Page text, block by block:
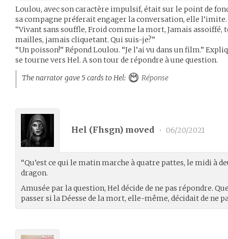
Loulou, avec son caractère impulsif, était sur le point de
sa compagne préferait engager la conversation, elle
“Vivant sans souffle, Froid comme la mort, Jamais assoiffé,
mailles, jamais cliquetant. Qui suis-je?”
“Un poisson!” Répond Loulou. “Je l’ai vu dans un film.”
se tourne vers Hel. A son tour de répondre à une question.
The narrator gave 5 cards to Hel:
Réponse
Hel (Fhsgn) moved • 06/20/2021
“Qu’est ce qui le matin marche à quatre pattes, le midi à
dragon.
Amusée par la question, Hel décide de ne pas répondre.
passer si la Déesse de la mort, elle-même, décidait de ne